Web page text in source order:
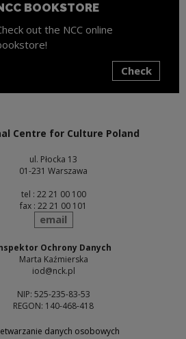
BOOKSTORE
out the NCC online
Check
Centre for Culture Poland
ul. Płocka 13
01-231 Warszawa
tel : 22 21 00 100
fax : 22 21 00 101
send
email
Ochrony Danych
Marta Kaźmierska
iod@nck.pl
NIP: 525-235-83-53
REGON: 140-468-418
danych osobowych